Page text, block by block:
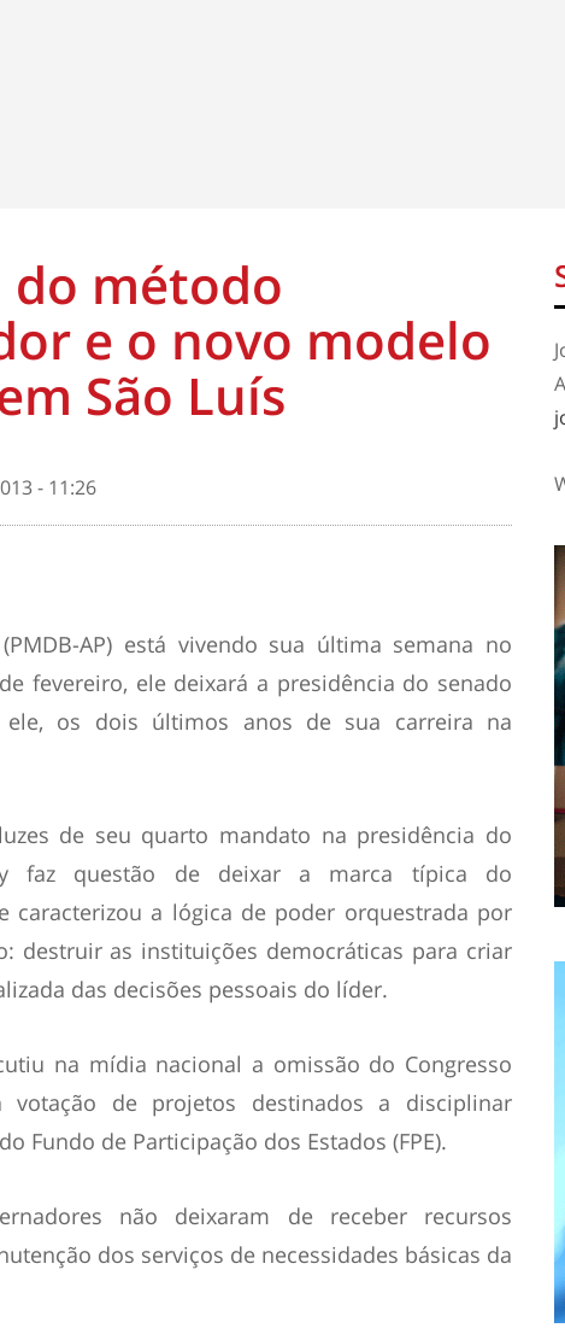
do método
e o novo modelo
São Luís
- 11:26
AP) está vivendo sua última semana no
fevereiro, ele deixará a presidência do senado
ele, os dois últimos anos de sua carreira na
de seu quarto mandato na presidência do
faz questão de deixar a marca típica do
caracterizou a lógica de poder orquestrada por
destruir as instituições democráticas para criar
das decisões pessoais do líder.
na mídia nacional a omissão do Congresso
votação de projetos destinados a disciplinar
Fundo de Participação dos Estados (FPE).
não deixaram de receber recursos
dos serviços de necessidades básicas da